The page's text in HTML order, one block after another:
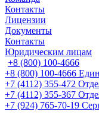
Контакты
Лицензии
Документы
Контакты
Юридическим лицам
+8 (800) 100-4666
+8 (800) 100-4666
+7 (4112) 355-472
+7 (4112) 355-367
+7 (924) 765-70-19